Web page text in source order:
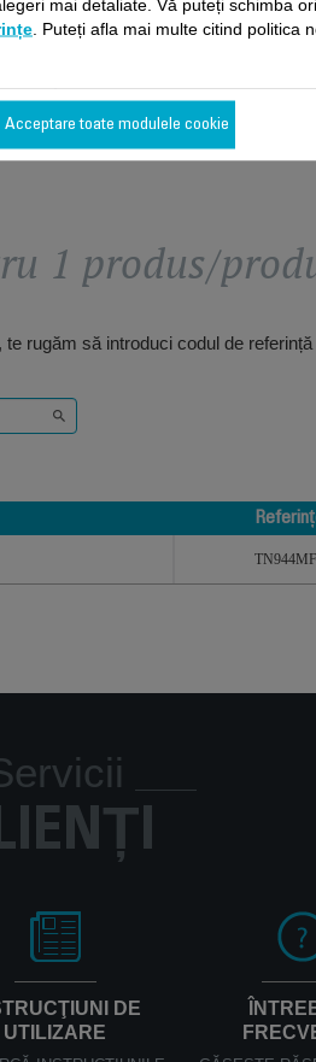
52,00 RON
1 produs/
rugăm să introduci codul de
DE
UTILIZARE
mai detaliate. Vă puteți schimba
. Puteți afla mai multe citind politica
Acceptare toate modulele cookie